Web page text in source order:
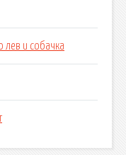
лев и собачка